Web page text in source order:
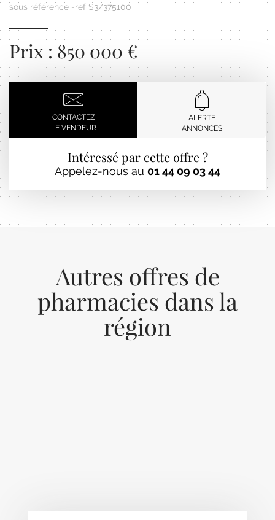
sous référence -ref S3/375100
Prix : 850 000 €
CONTACTEZ
LE VENDEUR
ALERTE
ANNONCES
Intéressé par cette offre ?
Appelez-nous au 01 44 09 03 44
Autres offres de
pharmacies dans la
région